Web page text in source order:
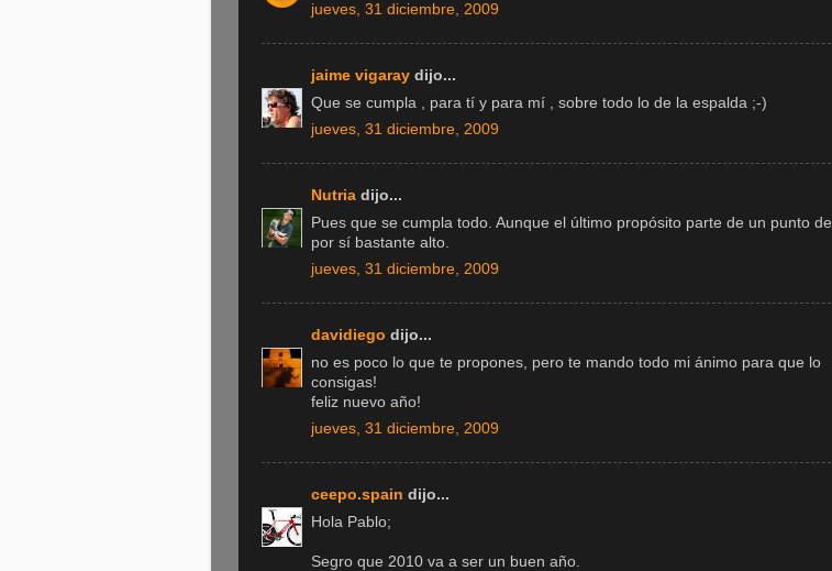
jueves, 31 diciembre, 2009
jaime vigaray dijo...
Que se cumpla , para tí y para mí , sobre todo lo de la espalda ;-)
jueves, 31 diciembre, 2009
Nutria dijo...
Pues que se cumpla todo. Aunque el último propósito parte de un punto de
por sí bastante alto.
jueves, 31 diciembre, 2009
davidiego dijo...
no es poco lo que te propones, pero te mando todo mi ánimo para que lo
consigas!
feliz nuevo año!
jueves, 31 diciembre, 2009
ceepo.spain dijo...
Hola Pablo;
Segro que 2010 va a ser un buen año.